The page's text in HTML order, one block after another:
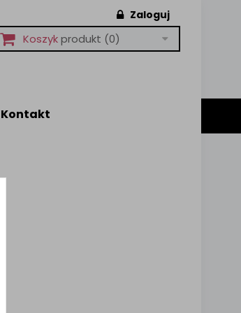
Zaloguj
Koszykprodukt (0)
Kontakt